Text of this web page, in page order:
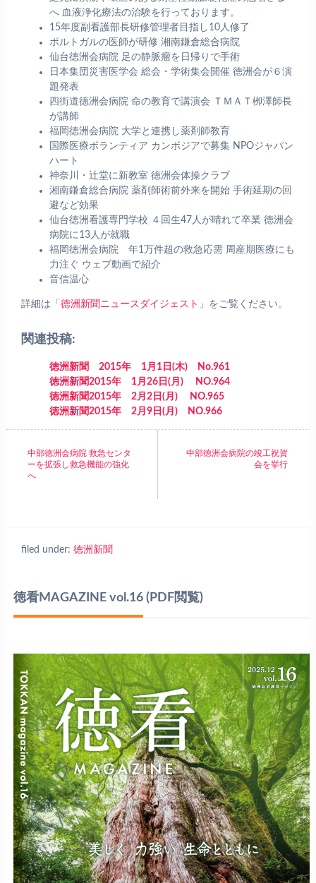
へ 血液浄化療法の治験を行っております。
15年度副看護部長研修管理者目指し10人修了
ポルトガルの医師が研修 湘南鎌倉総合病院
仙台徳洲会病院 足の静脈瘤を日帰りで手術
日本集団災害医学会 総会・学術集会開催 徳洲会が６演
題発表
四街道徳洲会病院 命の教育で講演会 ＴＭＡＴ栁澤師長
が講師
福岡徳洲会病院 大学と連携し薬剤師教育
国際医療ボランティア カンボジアで募集 NPOジャパン
ハート
神奈川・辻堂に新教室 徳洲会体操クラブ
湘南鎌倉総合病院 薬剤師術前外来を開始 手術延期の回
避など効果
仙台徳洲看護専門学校 ４回生47人が晴れて卒業 徳洲会
病院に13人が就職
福岡徳洲会病院 年1万件超の救急応需 周産期医療にも
力注ぐ ウェブ動画で紹介
音信温心
詳細は「 徳洲新聞ニュースダイジェスト 」をご覧ください。
関連投稿:
徳洲新聞 2015年 1月1日(木) No.961
徳洲新聞2015年 1月26日(月) NO.964
徳洲新聞2015年 2月2日(月) NO.965
徳洲新聞2015年 2月9日(月) NO.966
中部徳洲会病院 救急センタ
ーを拡張し救急機能の強化
へ
中部徳洲会病院の竣工祝賀
会を挙行
filed under: 徳洲新聞
徳看MAGAZINE vol.16(PDF閲覧)